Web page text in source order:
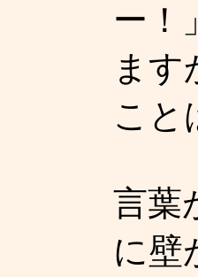
ー！
ます
こと
言葉
に壁